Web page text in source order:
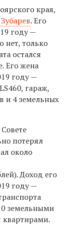
края,
. Его
году —
нет, только
остался
Его жена
году —
гараж,
и 4 земельных
потерял
около
). Доход его
году —
земельными